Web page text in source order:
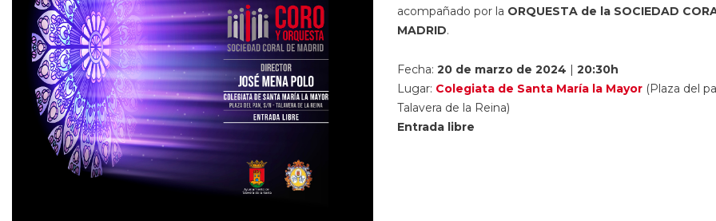
acompañado por la ORQUESTA de la SOCIEDAD
MADRID.
Fecha: 20 de marzo de 2024 | 20:30h
Lugar: Colegiata de Santa María la Mayor(Plaza del
Talavera de la Reina)
Entrada libre